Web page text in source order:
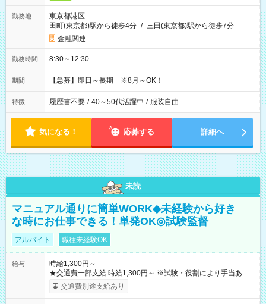
勤務地
東京都港区
田町(東京都)駅から徒歩4分 / 三田(東京都)駅から徒歩7分
金融関連
勤務時間 8:30～12:30
期間 【急募】即日～長期 ※8月～OK！
特徴 履歴書不要 / 40～50代活躍中 / 服装自由
気になる！ 応募する 詳細へ
未読
マニュアル通りに簡単WORK◆未経験から好き
な時にお仕事できる！単発OK◎試験監督
アルバイト 職種未経験OK
給与
時給1,300円～
★交通費一部支給 時給1,300円～ ※試験・役割により手当あり
※勤務回数により昇給あり 【即給（前払い）オプションあ
り！】 希望される場合、勤務から1週間ほどで給与の一部を受け
交通費別途支給あり